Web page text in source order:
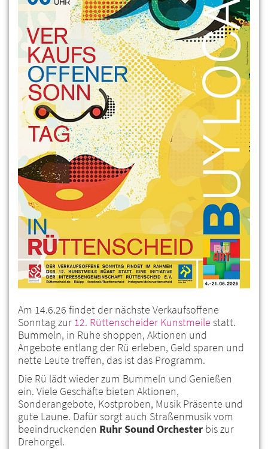
Am 14.6.26 findet der nächste Verkaufsoffene
Sonntag zur 12. Rüttenscheider Kunstmeile statt.
Bummeln, in Ruhe shoppen, Aktionen und
Angebote entlang der Rü erleben, Geld sparen und
nette Leute treffen, das ist das Programm.
Die Rü lädt wieder zum Bummeln und Genießen
ein. Viele Geschäfte bieten Aktionen,
Sonderangebote, Kostproben, Musik Präsente und
gute Laune. Dafür sorgt auch Straßenmusik vom
beeindruckenden Ruhr Sound Orchester bis zur
Drehorgel.